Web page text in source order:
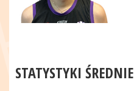
STATYSTYKI ŚREDNIE